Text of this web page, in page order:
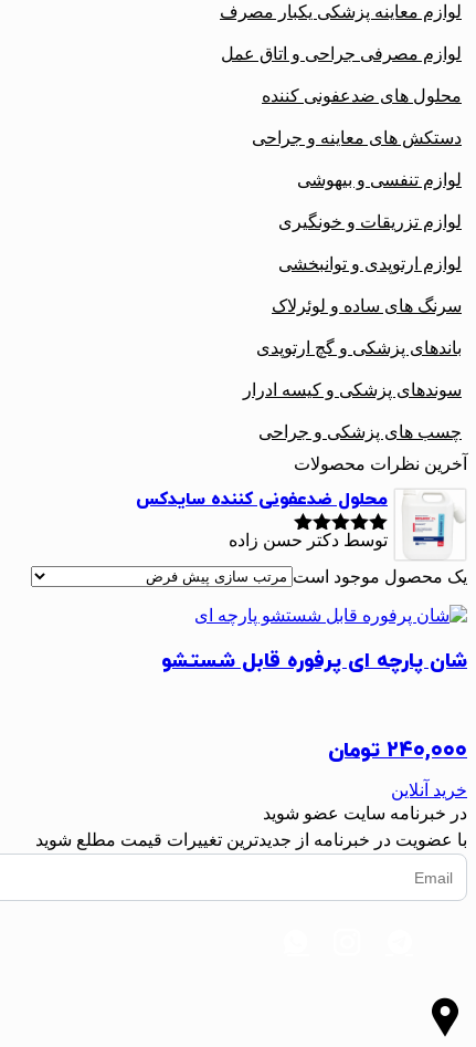
لوازم معاینه پزشکی یکبار مصرف
لوازم مصرفی جراحی و اتاق عمل
محلول های ضدعفونی کننده
دستکش های معاینه و جراحی
لوازم تنفسی و بیهوشی
لوازم تزریقات و خونگیری
لوازم ارتوپدی و توانبخشی
سرنگ های ساده و لوئرلاک
باندهای پزشکی و گچ ارتوپدی
سوندهای پزشکی و کیسه ادرار
چسب های پزشکی و جراحی
آخرین نظرات محصولات
محلول ضدعفونی کننده سایدکس
نمره5از 5
توسط دکتر حسن زاده
یک محصول موجود است
شان پارچه ای پرفوره قابل شستشو
۲۴۰,۰۰۰ تومان
خرید آنلاین
در خبرنامه سایت عضو شوید
با عضویت در خبرنامه از جدیدترین تغییرات قیمت مطلع شوید